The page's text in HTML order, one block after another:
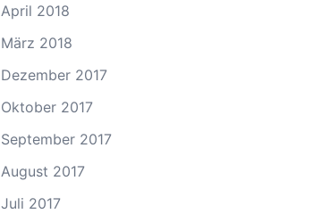
April 2018
März 2018
Dezember 2017
Oktober 2017
September 2017
August 2017
Juli 2017